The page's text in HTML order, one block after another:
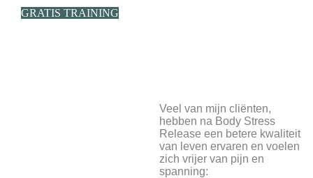
GRATIS TRAINING
Veel van mijn cliënten,
hebben na Body Stress
Release een betere kwaliteit
van leven ervaren en voelen
zich vrijer van pijn en
spanning: